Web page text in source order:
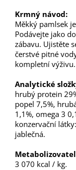
Krmný návod:
Měkký pamlsek
Podávejte jako
zábavu. Ujistěte
čerstvé pitné
kompletní výživu.
Analytické
hrubý protein
popel 7,5%,
1,1%, omega 3
konzervační
jablečná.
3 070 kcal / kg.